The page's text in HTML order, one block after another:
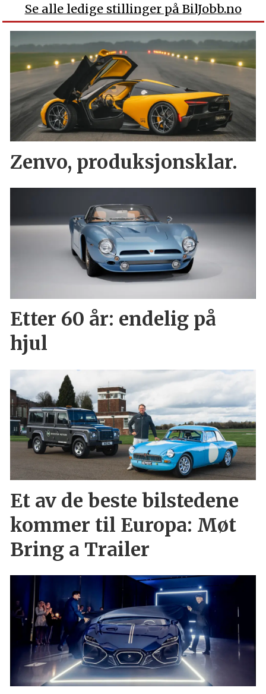
Se alle ledige stillinger på BilJobb.no
Zenvo, produksjonsklar.
Etter 60 år: endelig på
hjul
Et av de beste bilstedene
kommer til Europa: Møt
Bring a Trailer